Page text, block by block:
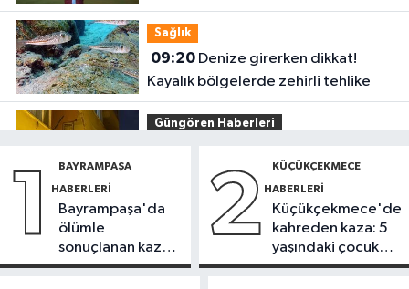
Sağlık
09:20Denize girerken dikkat!
Kayalık bölgelerde zehirli tehlike
Güngören Haberleri
5 katlı bina tahliye edildi
Sultanbeyli Haberleri
merkezinde korkutan yangın
1 BAYRAMPAŞA
HABERLERI
Bayrampaşa'da
ölümle
sonuçlanan kaza:
Sürücü
2 KÜÇÜKÇEKMECE
HABERLERI
Küçükçekmece'de
kahreden kaza: 5
yaşındaki çocuk
yoğun bakımda